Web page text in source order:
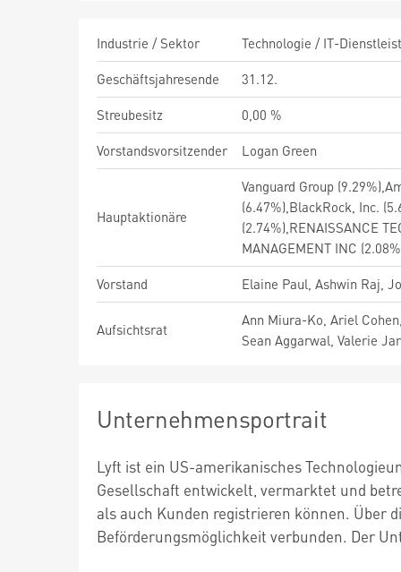
Industrie / Sektor
Technologie / IT-
Geschäftsjahresende
31.12.
Streubesitz
0,00 %
Vorstandsvorsitzender
Logan Green
Hauptaktionäre
Vanguard Group
(6.47%),BlackRock, Inc.
(2.74%),RENAISSANCE
MANAGEMENT INC
Vorstand
Elaine Paul, Ashwin Raj,
Aufsichtsrat
Ann Miura-Ko, Ariel
Sean Aggarwal, Valerie
Unternehmensportrait
Lyft ist ein US-amerikanisches
Gesellschaft entwickelt, vermarktet und
als auch Kunden registrieren können. Über
Beförderungsmöglichkeit verbunden. Der